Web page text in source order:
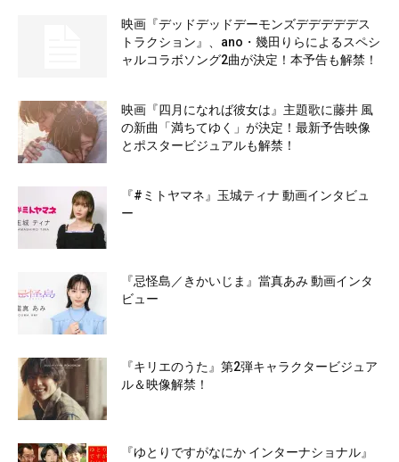
映画『デッドデッドデーモンズデデデデデス
トラクション』、ano・幾田りらによるスペシ
ャルコラボソング2曲が決定！本予告も解禁！
映画『四月になれば彼女は』主題歌に藤井 風
の新曲「満ちてゆく」が決定！最新予告映像
とポスタービジュアルも解禁！
『#ミトヤマネ』玉城ティナ 動画インタビュ
ー
『忌怪島／きかいじま』當真あみ 動画インタ
ビュー
『キリエのうた』第2弾キャラクタービジュア
ル＆映像解禁！
『ゆとりですがなにか インターナショナル』